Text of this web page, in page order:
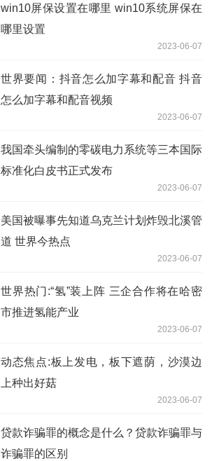
win10屏保设置在哪里 win10系统屏保在
哪里设置
2023-06-07
世界要闻：抖音怎么加字幕和配音 抖音
怎么加字幕和配音视频
2023-06-07
我国牵头编制的零碳电力系统等三本国际
标准化白皮书正式发布
2023-06-07
美国被曝事先知道乌克兰计划炸毁北溪管
道 世界今热点
2023-06-07
世界热门:“氢”装上阵 三企合作将在哈密
市推进氢能产业
2023-06-07
动态焦点:板上发电，板下遮荫，沙漠边
上种出好菇
2023-06-07
贷款诈骗罪的概念是什么？贷款诈骗罪与
诈骗罪的区别